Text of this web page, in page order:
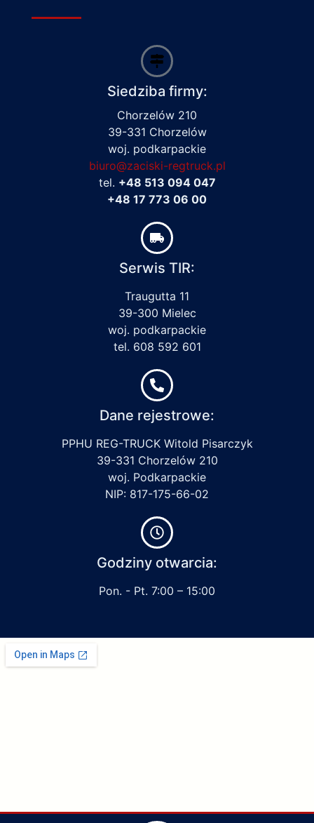
Siedziba firmy:
Chorzelów 210
39-331 Chorzelów
woj. podkarpackie
biuro@zaciski-regtruck.pl
tel. +48 513 094 047
+48 17 773 06 00
Serwis TIR:
Traugutta 11
39-300 Mielec
woj. podkarpackie
tel. 608 592 601
Dane rejestrowe:
PPHU REG-TRUCK Witold Pisarczyk
39-331 Chorzelów 210
woj. Podkarpackie
NIP: 817-175-66-02
Godziny otwarcia:
Pon. - Pt. 7:00 – 15:00